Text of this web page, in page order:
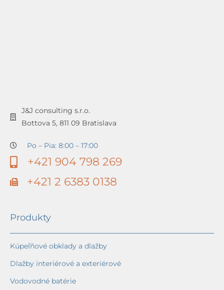
J&J consulting s.r.o.
Bottova 5, 811 09 Bratislava
Po – Pia: 8:00 – 17:00
+421 904 798 269
+421 2 6383 0138
Produkty
Kúpeľňové obklady a dlažby
Dlažby interiérové a exteriérové
Vodovodné batérie